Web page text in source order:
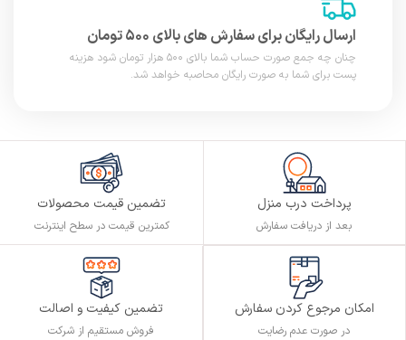
ارسال رایگان برای سفارش های بالای ۵۰۰ تومان
چنان چه جمع صورت حساب شما بالای ۵۰۰ هزار تومان شود هزینه
پست برای شما به صورت رایگان محاصبه خواهد شد.
پرداخت درب منزل
بعد از دریافت سفارش
تضمین قیمت محصولات
کمترین قیمت در سطح اینترنت
امکان مرجوع کردن سفارش
در صورت عدم رضایت
تضمین کیفیت و اصالت
فروش مستقیم از شرکت